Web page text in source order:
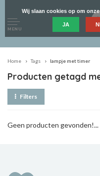
MENU
Home Tags lampje met timer
Producten getagd
Filters
Geen producten gevonden!...
Wij slaan cookies op om
JA